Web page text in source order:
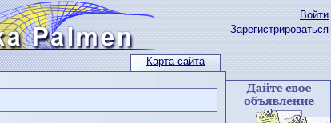
Карта сайта
Войти
Зарегистрироваться